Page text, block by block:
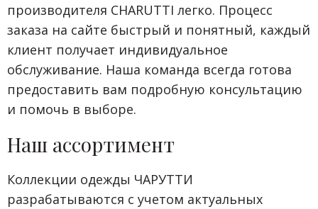
производителя CHARUTTI легко. Процесс
заказа на сайте быстрый и понятный, каждый
клиент получает индивидуальное
обслуживание. Наша команда всегда готова
предоставить вам подробную консультацию
и помочь в выборе.
Наш ассортимент
Коллекции одежды ЧАРУТТИ
разрабатываются с учетом актуальных